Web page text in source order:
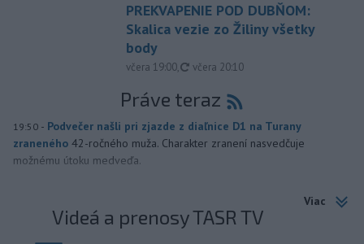
PREKVAPENIE POD DUBŇOM:
Skalica vezie zo Žiliny všetky
body
včera 19:00, aktualizované
včera 20:10
Práve teraz
19:50 - Podvečer našli pri zjazde z diaľnice D1 na Turany
zraneného 42-ročného muža. Charakter zranení nasvedčuje
možnému útoku medveďa.
Viac
Videá a prenosy TASR TV